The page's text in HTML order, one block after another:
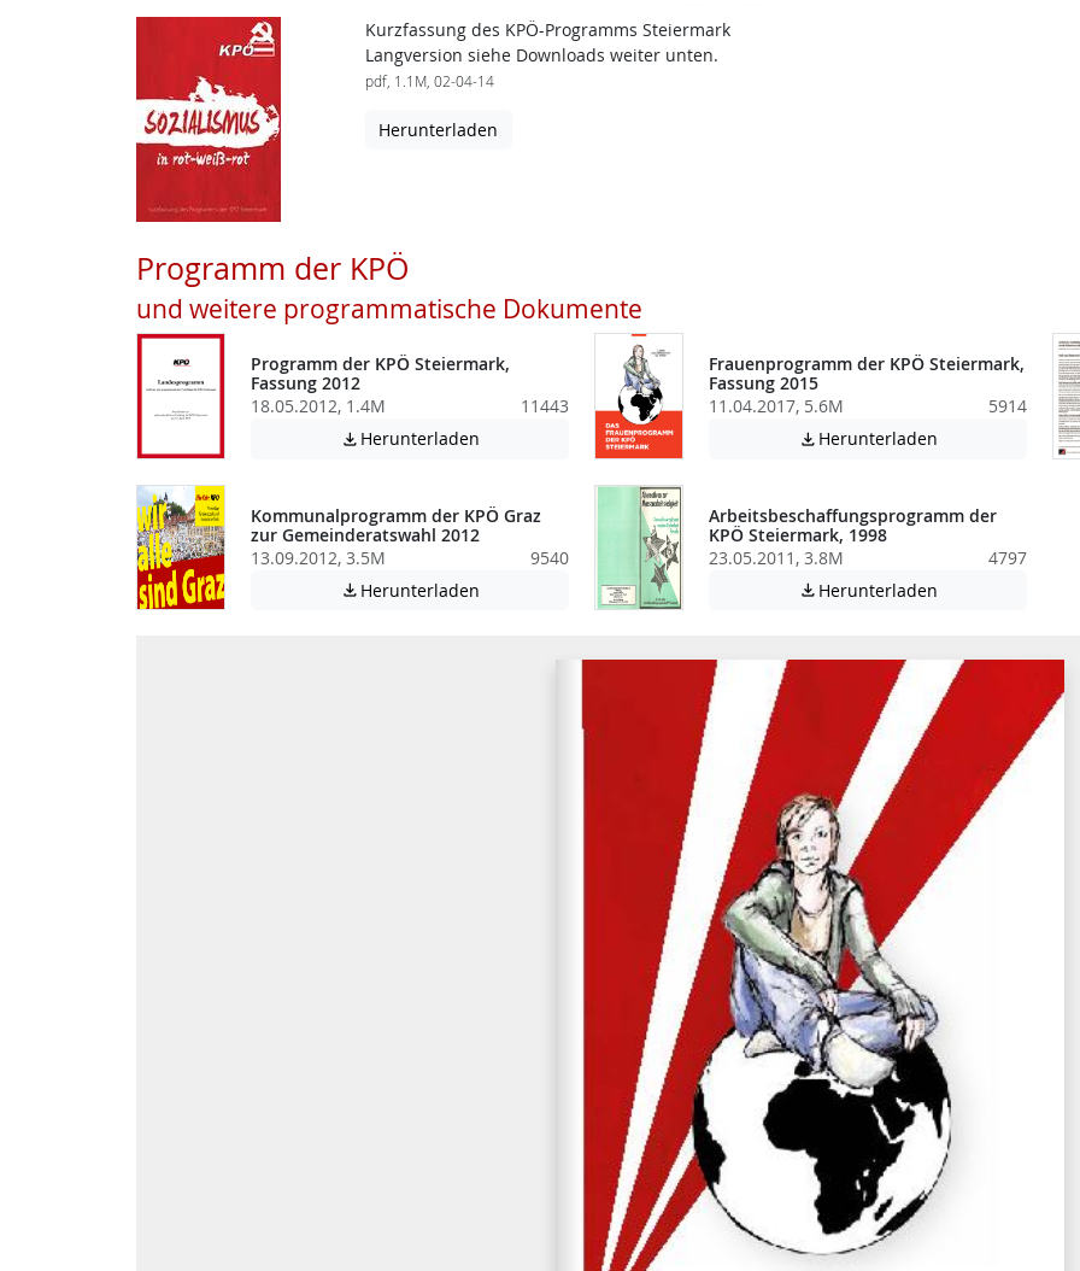
Kurzfassung des KPÖ-Programms Steiermark
Langversion siehe Downloads weiter unten.
pdf, 1.1M, 02-04-14
Herunterladen
Programm der KPÖ
und weitere programmatische Dokumente
Programm der KPÖ Steiermark,
Fassung 2012
18.05.2012, 1.4M
11443
 HerunterladenAchtung: Diese Datei enthält unter Umständen nicht barrierefreie Inhalte!
Frauenprogramm der KPÖ Steiermark,
Fassung 2015
11.04.2017, 5.6M
5914
 HerunterladenAchtung: Diese
Kommunalprogramm der KPÖ Graz
zur Gemeinderatswahl 2012
13.09.2012, 3.5M
9540
 HerunterladenAchtung: Diese Datei enthält unter Umständen nicht barrierefreie Inhalte!
Arbeitsbeschaffungsprogramm der
KPÖ Steiermark, 1998
23.05.2011, 3.8M
4797
 HerunterladenAchtung: Diese